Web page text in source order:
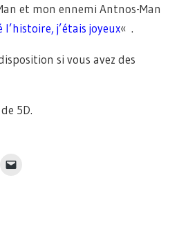
et mon ennemi Antnos-Man
j’étais joyeux« .
si vous avez des
5D.